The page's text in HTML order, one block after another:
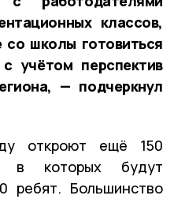
классов,
школы готовиться
учётом перспектив
— подчеркнул
откроют ещё 150
в которых будут
ребят. Большинство